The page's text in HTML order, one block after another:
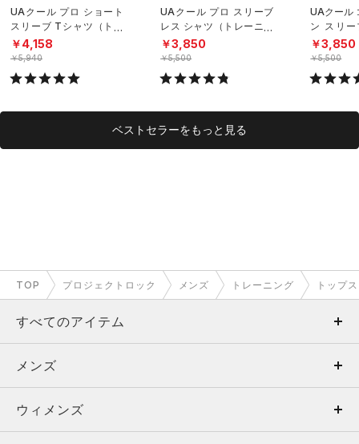
UAクール プロ ショート
スリーブ Tシャツ（トレ
ーニング/MEN）
￥4,158
￥5,940
UAクール プロ スリーブ
レス シャツ（トレーニン
グ/MEN）
￥3,850
￥5,500
UAクール
ン スリ
（トレー
￥3,850
￥5,500
ベストセラーをもっと見る
TOP プロジェクトロック メンズ トレーニング トップス
すべてのアイテム
メンズ
ウィメンズ
メンズ
トップス
ウィメンズ